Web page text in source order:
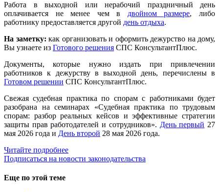
Работа в выходной или нерабочий праздничный день
оплачивается не менее чем в двойном размере, либо
работнику предоставляется другой день отдыха.
На заметку: как организовать и оформить дежурство на дому,
Вы узнаете из Готового решения СПС КонсультантПлюс.
Документы, которые нужно издать при привлечении
работников к дежурству в выходной день, перечислены в
Готовом решении СПС КонсультантПлюс.
Свежая судебная практика по спорам с работниками будет
разобрана на семинарах «Судебная практика по трудовым
спорам: разбор реальных кейсов и эффективные стратегии
защиты прав работодателей и сотрудников». День первый 27
мая 2026 года и День второй 28 мая 2026 года.
Читайте подробнее
Подписаться на новости законодательства
Еще по этой теме